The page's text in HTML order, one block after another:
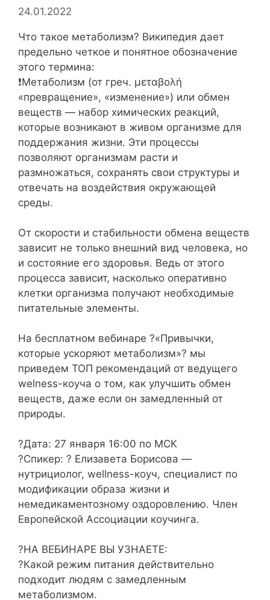
24.01.2022
Что такое метаболизм? Википедия дает
предельно четкое и понятное обозначение
этого термина:⁣⁣⠀
❗️Метаболизм (от греч. μεταβολή
«превращение», «изменение») или обмен
веществ — набор химических реакций,
которые возникают в живом организме для
поддержания жизни. Эти процессы
позволяют организмам расти и
размножаться, сохранять свои структуры и
отвечать на воздействия окружающей
среды.⁣⁣⠀
От скорости и стабильности обмена веществ
зависит не только внешний вид человека, но
и состояние его здоровья. Ведь от этого
процесса зависит, насколько оперативно
клетки организма получают необходимые
питательные элементы.⁣⁣⠀
На бесплатном вебинаре ?«Привычки,
которые ускоряют метаболизм»? мы
приведем ТОП рекомендаций от ведущего
welness-коуча о том, как улучшить обмен
веществ, даже если он замедленный от
природы.⁣⁣⠀
?Дата: 27 января 16:00 по МСК⁣⁣⠀⁣⁣⠀
?Спикер: ? Елизавета Борисова —
нутрициолог, wellness-коуч, специалист по
модификации образа жизни и
немедикаментозному оздоровлению. Член
Европейской Ассоциации коучинга.⁣⁣⠀
?НА ВЕБИНАРЕ ВЫ УЗНАЕТЕ:⁣⁣⠀⁣⁣⠀
?Какой режим питания действительно
подходит людям с замедленным
метаболизмом.⁣⁣⠀